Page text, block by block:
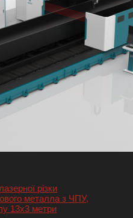
різки
металла з ЧПУ,
13х3 метри